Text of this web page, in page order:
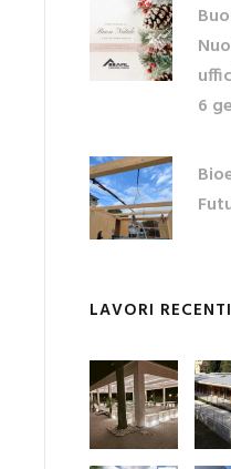
6
LAVORI RECENTI